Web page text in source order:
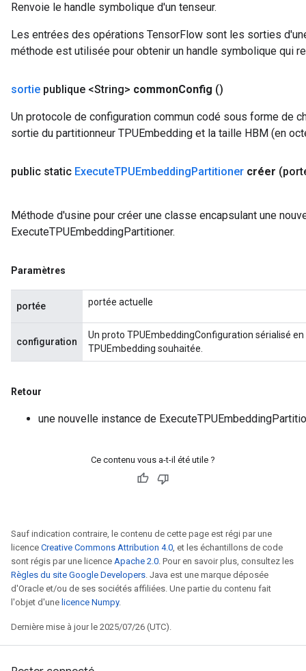
Renvoie le handle symbolique d'un tenseur.
Les entrées des opérations TensorFlow sont les sorties
méthode est utilisée pour obtenir un handle symbolique qui
sortie publique <String> commonConfig ()
Un protocole de configuration commun codé sous forme de
sortie du partitionneur TPUEmbedding et la taille HBM (en
public static ExecuteTPUEmbeddingPartitioner créer
Méthode d'usine pour créer une classe encapsulant une
ExecuteTPUEmbeddingPartitioner.
Paramètres
portée portée actuelle
configuration
Un proto TPUEmbeddingConfiguration sérialisé
TPUEmbedding souhaitée.
Retour
une nouvelle instance de
Ce contenu vous a-t-il été utile ?
Sauf indication contraire, le contenu de cette page est régi par une
licence Creative Commons Attribution 4.0, et les échantillons de code
sont régis par une licence Apache 2.0. Pour en savoir plus, consultez les
Règles du site Google Developers. Java est une marque déposée
d'Oracle et/ou de ses sociétés affiliées. Une partie du contenu fait
l'objet d'une licence Numpy.
Dernière mise à jour le 2025/07/26 (UTC).